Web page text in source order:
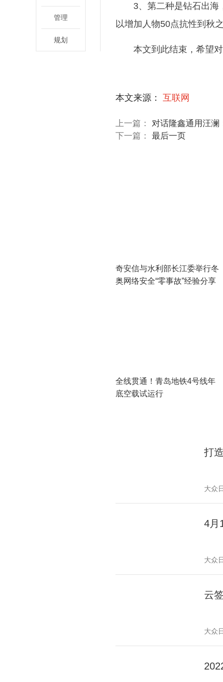
管理
规划
3、第二种是钻石出
以增加人物50点抗性到秋之
本文到此结束，希望
本文来源： 互联网
上一篇： 对话隆鑫通用汪澜
下一篇： 最后一页
奇安信与水利部长江委举行冬
奥网络安全“零事故”经验分享
全线贯通！青岛地铁4号线年
底空载试运行
打
大众
4月
大众
云
大众